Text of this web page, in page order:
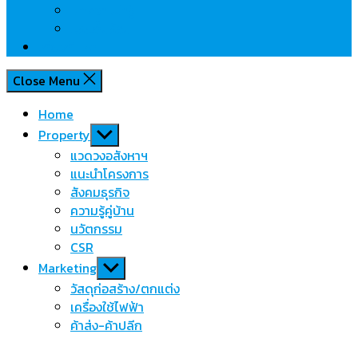
Close Menu
Home
Property Show
sub
menu
แวดวงอสังหาฯ
แนะนำโครงการ
สังคมธุรกิจ
ความรู้คู่บ้าน
นวัตกรรม
CSR
Marketing Show
sub
menu
วัสดุก่อสร้าง/ตกแต่ง
เครื่องใช้ไฟฟ้า
ค้าส่ง-ค้าปลีก